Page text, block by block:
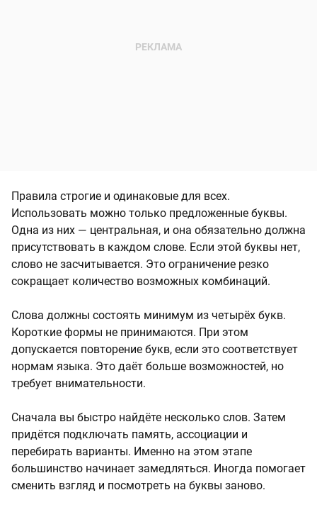
Правила строгие и одинаковые для всех.
Использовать можно только предложенные буквы.
Одна из них — центральная, и она обязательно должна
присутствовать в каждом слове. Если этой буквы нет,
слово не засчитывается. Это ограничение резко
сокращает количество возможных комбинаций.
Слова должны состоять минимум из четырёх букв.
Короткие формы не принимаются. При этом
допускается повторение букв, если это соответствует
нормам языка. Это даёт больше возможностей, но
требует внимательности.
Сначала вы быстро найдёте несколько слов. Затем
придётся подключать память, ассоциации и
перебирать варианты. Именно на этом этапе
большинство начинает замедляться. Иногда помогает
сменить взгляд и посмотреть на буквы заново.